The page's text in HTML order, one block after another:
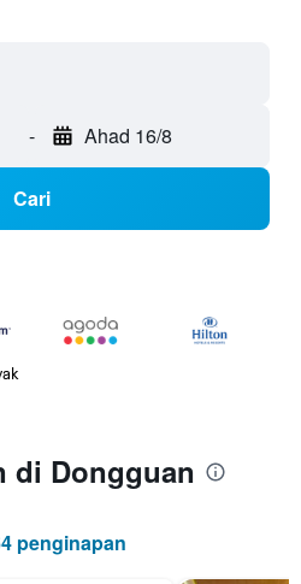
- Ahad 16/8
Cari
di Dongguan
penginapan